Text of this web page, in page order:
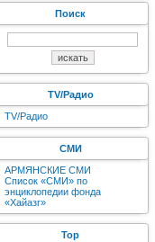
Поиск
TV/Радио
TV/Радио
СМИ
АРМЯНСКИЕ СМИ
Список «СМИ» по
энциклопедии фонда
«Хайазг»
Top